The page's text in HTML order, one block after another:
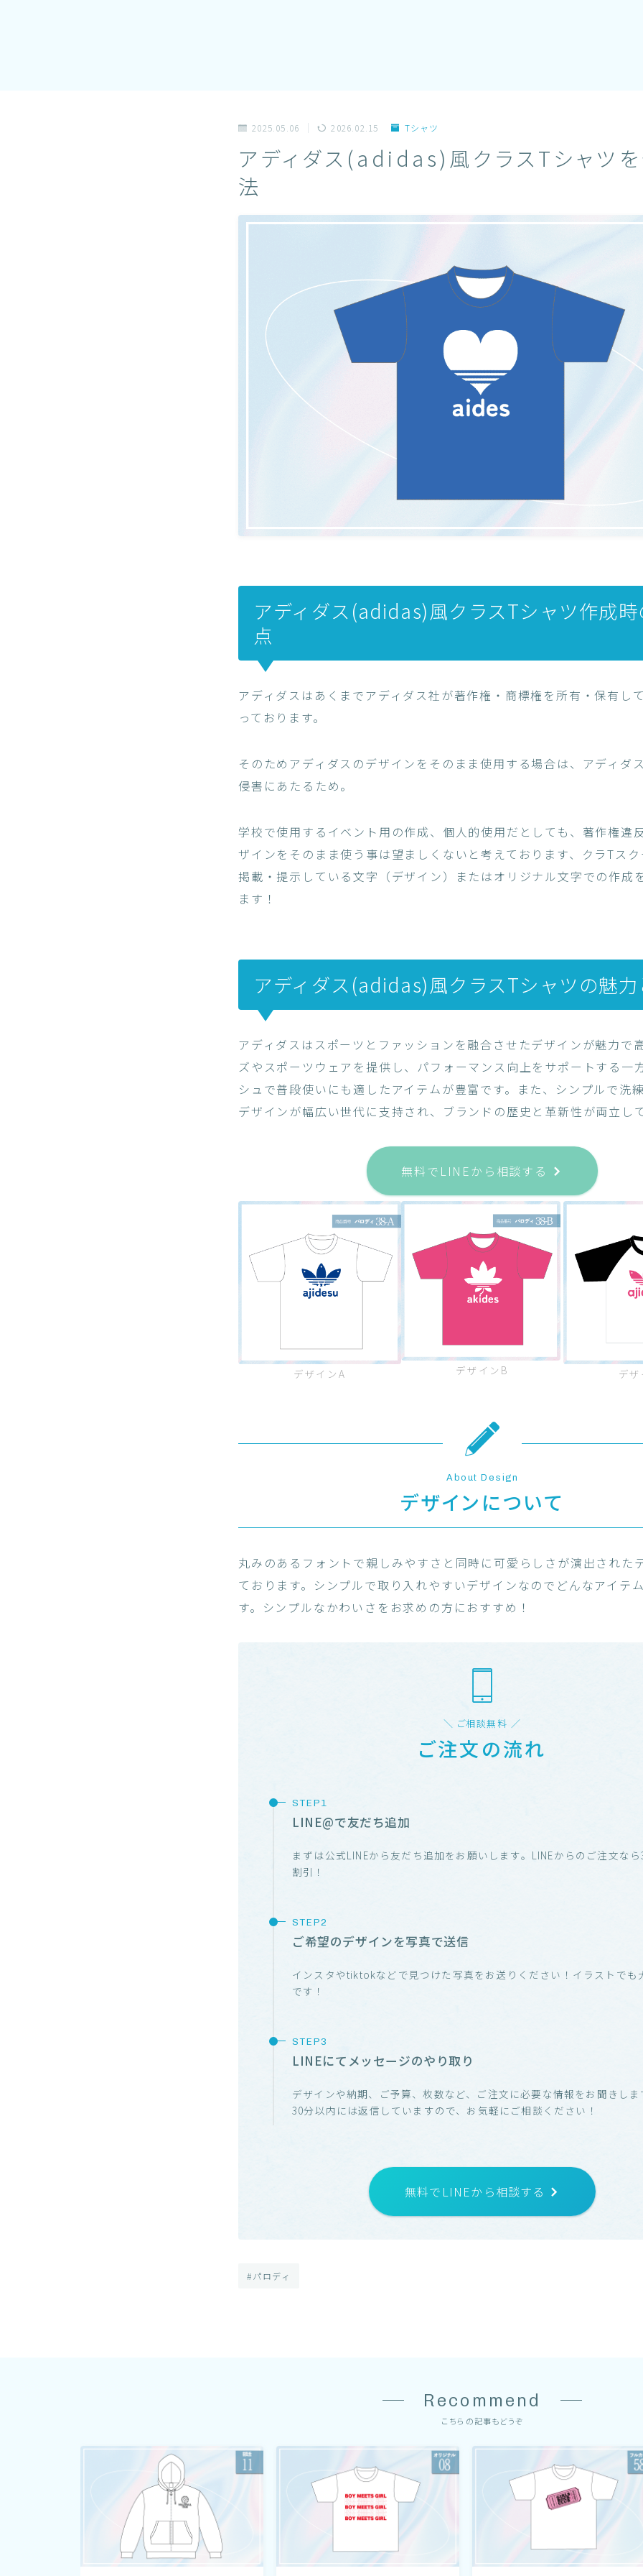
2025.05.06 2026.02.15 Tシャツ
アディダス(adidas)風クラスTシャツ
法
アディダス(adidas)風クラスTシャツ作成
点
アディダスはあくまでアディダス社が著作権・商標権を所有・保有し
っております。
そのためアディダスのデザインをそのまま使用する場合は、アディダ
侵害にあたるため。
学校で使用するイベント用の作成、個人的使用だとしても、著作権違
ザインをそのまま使う事は望ましくないと考えております、クラTス
掲載・提示している文字（デザイン）またはオリジナル文字での作成
ます！
アディダス(adidas)風クラスTシャツの魅
アディダスはスポーツとファッションを融合させたデザインが魅力で
ズやスポーツウェアを提供し、パフォーマンス向上をサポートする一
シュで普段使いにも適したアイテムが豊富です。また、シンプルで洗
デザインが幅広い世代に支持され、ブランドの歴史と革新性が両立し
無料でLINEから相談する
デザインA デザインB デ
About Design
デザインについて
丸みのあるフォントで親しみやすさと同時に可愛らしさが演出された
ております。シンプルで取り入れやすいデザインなのでどんなアイテ
す。シンプルなかわいさをお求めの方におすすめ！
＼ ご相談無料 ／
ご注文の流れ
LINE@で友だち追加
まずは公式LINEから友だち追加をお願いします。LINEからのご注文な
割引！
ご希望のデザインを写真で送信
インスタやtiktokなどで見つけた写真をお送りください！イラストでも
です！
LINEにてメッセージのやり取り
デザインや納期、ご予算、枚数など、ご注文に必要な情報をお聞きし
30分以内には返信していますので、お気軽にご相談ください！
無料でLINEから相談する
#パロディ
Recommend
こちらの記事もどうぞ